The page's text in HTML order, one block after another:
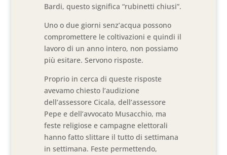
Bardi, questo significa “rubinetti chiusi”.
Uno o due giorni senz’acqua possono
compromettere le coltivazioni e quindi il
lavoro di un anno intero, non possiamo
più esitare. Servono risposte.
Proprio in cerca di queste risposte
avevamo chiesto l’audizione
dell’assessore Cicala, dell’assessore
Pepe e dell’avvocato Musacchio, ma
feste religiose e campagne elettorali
hanno fatto slittare il tutto di settimana
in settimana. Feste permettendo,